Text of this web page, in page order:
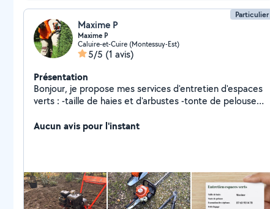
Particulier
Maxime P
Maxime P
Caluire-et-Cuire (Montessuy-Est)
5/5 (1 avis)
Présentation
Bonjour, je propose mes services d'entretien d'espaces
verts : -taille de haies et d'arbustes -tonte de pelouse
etc Je suis disponible en semaine ou le week end. Bien
domicile (montage de meubles, déménagement etc).
Aucun avis pour l'instant